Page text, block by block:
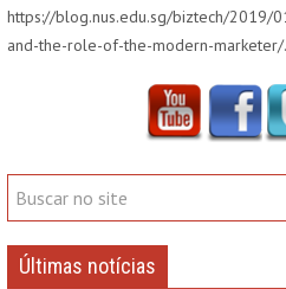
https://blog.nus.edu.sg/biztech/2019/
and-the-role-of-the-modern-
Últimas notícias